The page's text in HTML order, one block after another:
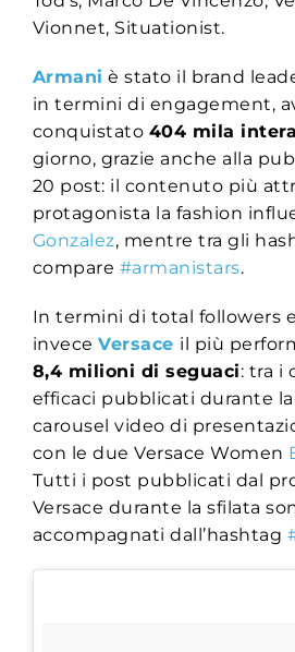
Vionnet, Situationist.
Armani è stato il brand
in termini di engagement,
conquistato 404 mila
giorno, grazie anche alla
20 post: il contenuto più
protagonista la fashion
Gonzalez, mentre tra gli
compare #armanistars.
In termini di total followers
inveceVersace il più
8,4 milioni di seguaci: tra i
efficaci pubblicati durante
carousel video di
con le due Versace Women
Tutti i post pubblicati dal
Versace durante la sfilata
accompagnati dall’hashtag